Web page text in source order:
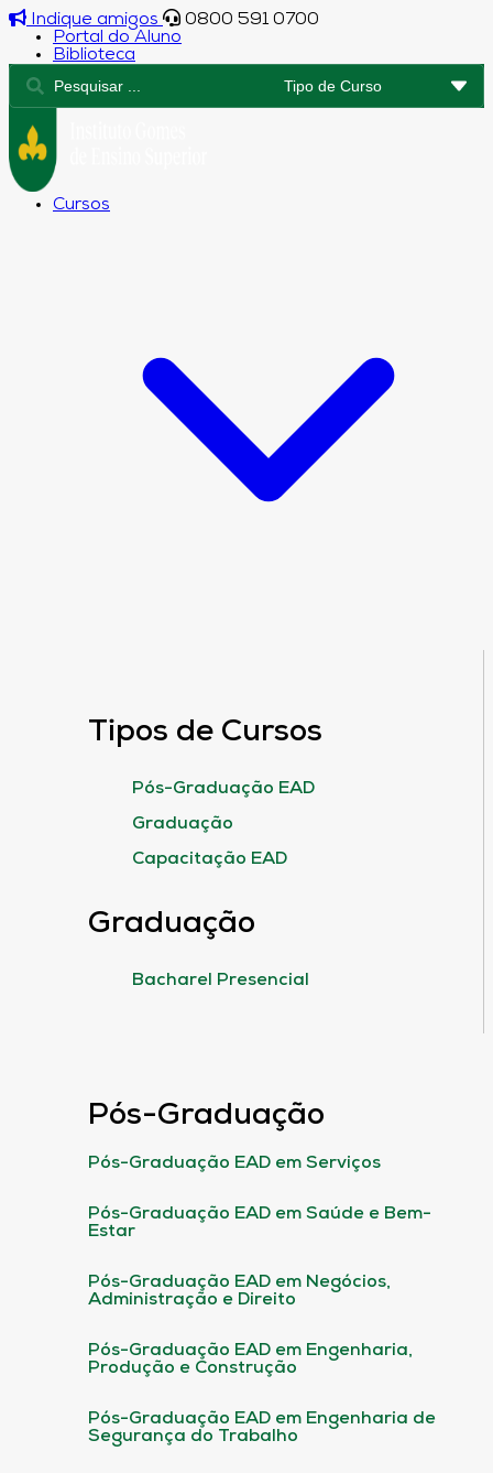
Indique amigos
0800 591 0700
Portal do Aluno
Biblioteca
Cursos
Tipos de Cursos
Pós-Graduação EAD
Graduação
Capacitação EAD
Graduação
Bacharel Presencial
Pós-Graduação
Pós-Graduação EAD em Serviços
Pós-Graduação EAD em Saúde e Bem-
Estar
Pós-Graduação EAD em Negócios,
Administração e Direito
Pós-Graduação EAD em Engenharia,
Produção e Construção
Pós-Graduação EAD em Engenharia de
Segurança do Trabalho